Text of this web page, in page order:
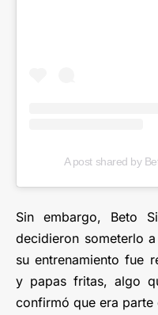
A post shared by
Sin embargo, Beto
decidieron someterlo
su entrenamiento fue
y papas fritas, algo
confirmó que era parte